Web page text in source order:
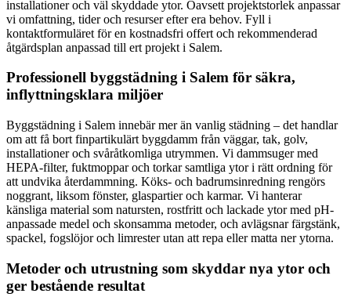
installationer och väl skyddade ytor. Oavsett projektstorlek anpassar
vi omfattning, tider och resurser efter era behov. Fyll i
kontaktformuläret för en kostnadsfri offert och rekommenderad
åtgärdsplan anpassad till ert projekt i Salem.
Professionell byggstädning i Salem för säkra,
inflyttningsklara miljöer
Byggstädning i Salem innebär mer än vanlig städning – det handlar
om att få bort finpartikulärt byggdamm från väggar, tak, golv,
installationer och svåråtkomliga utrymmen. Vi dammsuger med
HEPA-filter, fuktmoppar och torkar samtliga ytor i rätt ordning för
att undvika återdammning. Köks- och badrumsinredning rengörs
noggrant, liksom fönster, glaspartier och karmar. Vi hanterar
känsliga material som natursten, rostfritt och lackade ytor med pH-
anpassade medel och skonsamma metoder, och avlägsnar färgstänk,
spackel, fogslöjor och limrester utan att repa eller matta ner ytorna.
Metoder och utrustning som skyddar nya ytor och
ger bestående resultat